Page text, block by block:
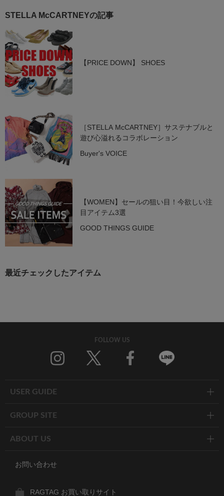
STELLA McCARTNEYの記事
【PRICE DOWN】 SHOES
［STELLA McCARTNEY］サステナブルと
遊び心溢れるコラボレーション
Buyer's VOICE
【WOMEN】セールの狙い目！今欲しい注
目アイテム3選
GOOD THINGS GUIDE
最近チェックしたアイテム
FOLLOW US
USER GUIDE
GROUP SITE
ABOUT US
お問い合わせ
RAGTAG お買い取りサイト